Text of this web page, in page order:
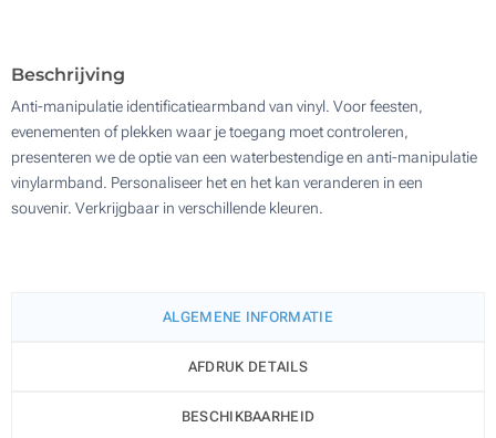
Beschrijving
Anti-manipulatie identificatiearmband van vinyl. Voor feesten,
evenementen of plekken waar je toegang moet controleren,
presenteren we de optie van een waterbestendige en anti-manipulatie
vinylarmband. Personaliseer het en het kan veranderen in een
souvenir. Verkrijgbaar in verschillende kleuren.
ALGEMENE INFORMATIE
AFDRUK DETAILS
BESCHIKBAARHEID